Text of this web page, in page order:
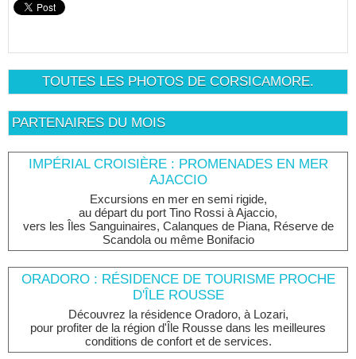
TOUTES LES PHOTOS DE CORSICAMORE.
PARTENAIRES DU MOIS
IMPÉRIAL CROISIÈRE : PROMENADES EN MER
AJACCIO
Excursions en mer en semi rigide,
au départ du port Tino Rossi à Ajaccio,
vers les Îles Sanguinaires, Calanques de Piana, Réserve de
Scandola ou même Bonifacio
ORADORO : RÉSIDENCE DE TOURISME PROCHE
D'ÎLE ROUSSE
Découvrez la résidence Oradoro, à Lozari,
pour profiter de la région d'Île Rousse dans les meilleures
conditions de confort et de services.